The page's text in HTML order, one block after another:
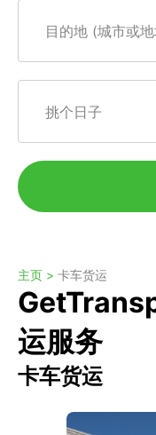
目的地 (城市或
挑个日子
主页 > 卡车货运
运服务
卡车货运